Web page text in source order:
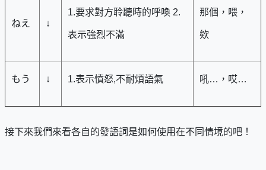
ねえ ↓
1.要求對方聆聽時的呼喚 2.
表示強烈不滿
那個，喂，
欸
もう ↓ 1.表示憤怒,不耐煩語氣 吼…，哎…
接下來我們來看各自的發語詞是如何使用在不同情境的吧！